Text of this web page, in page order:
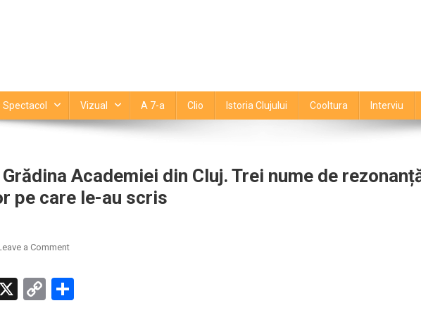
Spectacol Vizual A 7-a Clio Istoria Clujului Cooltura Interviu
Academiei din Cluj. Trei nume de
pe care le-au scris
a Commenton
inedită
X
Copy